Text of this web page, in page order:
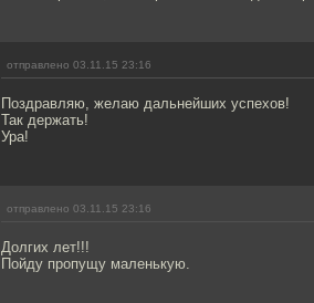
отправлено 03.11.15 23:16
Поздравляю, желаю дальнейших успехов!
Так держать!
Ура!
отправлено 03.11.15 23:16
Долгих лет!!!
Пойду пропущу маленькую.